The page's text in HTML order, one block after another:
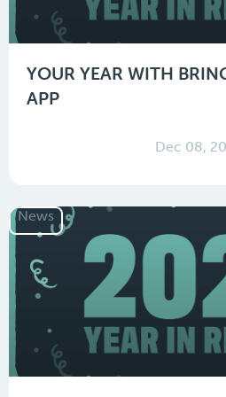
YOUR YEAR WITH
APP
Dec 08,
News